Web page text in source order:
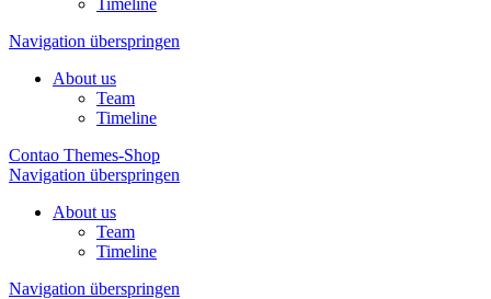
Timeline
Navigation überspringen
About us
Team
Timeline
Contao Themes-Shop
Navigation überspringen
About us
Team
Timeline
Navigation überspringen